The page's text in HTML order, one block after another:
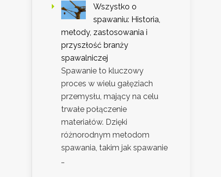
Wszystko o
spawaniu: Historia,
metody, zastosowania i
przyszłość branży
spawalniczej
Spawanie to kluczowy
proces w wielu gałęziach
przemysłu, mający na celu
trwałe połączenie
materiałów. Dzięki
różnorodnym metodom
spawania, takim jak spawanie
…